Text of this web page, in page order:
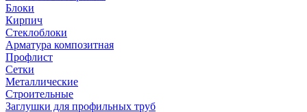
Блоки
Кирпич
Стеклоблоки
Арматура композитная
Профлист
Сетки
Металлические
Строительные
Заглушки для профильных труб